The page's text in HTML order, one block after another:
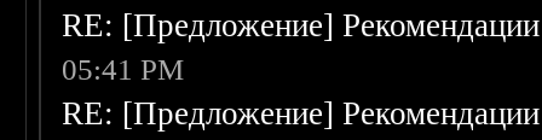
RE: [Предложение]
05:41 PM
RE: [Предложение]